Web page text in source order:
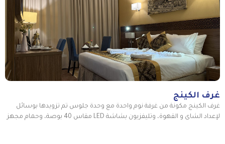
غرف الكينج
غرف الكينج مكونة من غرفة نوم واحدة مع وحدة جلوس تم تزويدها بوسائل
لإعداد الشاى و القهوة، وتليفزيون بشاشة LED مقاس 40 بوصة، وحمام مجهز